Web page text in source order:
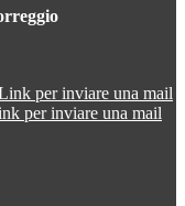
per inviare una mail
per inviare una mail